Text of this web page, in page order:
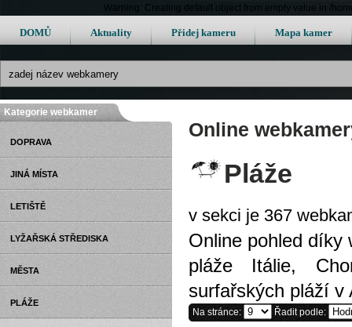
Warning: Creating default object from empty value in /
DOMŮ Aktuality Přidej kameru Mapa kamer
Online
Pláže
v sekci je 367
Online pohled díky
pláže Itálie,
surfařských pláží v
Na stránce: Řadit podle:
Kategorie webkamer
DOPRAVA
JINÁ MÍSTA
LETIŠTĚ
LYŽAŘSKÁ STŘEDISKA
MĚSTA
PLÁŽE